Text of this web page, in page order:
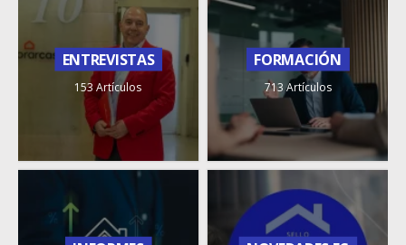
ENTREVISTAS
153 Artículos
FORMACIÓN
713 Artículos